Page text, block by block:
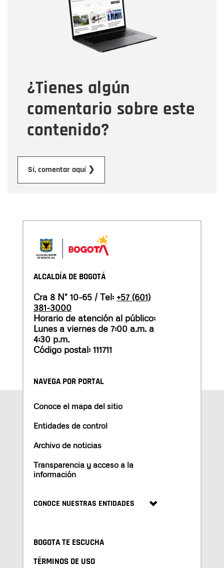
¿Tienes algún
comentario sobre este
contenido?
Sí, comentar aquí ❯
Correo electrónico
Tipo de comentario
Mensaje
ALCALDÍA DE BOGOTÁ
Cra 8 N° 10-65 / Tel: +57 (601)
381-3000
Horario de atención al público:
Lunes a viernes de 7:00 a.m. a
4:30 p.m.
Código postal: 111711
NAVEGA POR PORTAL
Conoce el mapa del sitio
Entidades de control
Archivo de noticias
Transparencia y acceso a la
información
CONOCE NUESTRAS ENTIDADES
BOGOTA TE ESCUCHA
TÉRMINOS DE USO